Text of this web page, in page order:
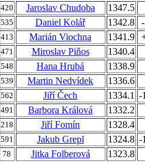
420 Jaroslav Chudoba
1347.5
535 Daniel Kolář 1342.8
413 Marián Viochna 1341.9
471 Miroslav Piňos
1340.4
548 Hana Hrubá
1338.9
539 Martin Nedvídek
1336.6
562 Jiří Čech 1334.1 -
491 Barbora Králová
1332.2
218 Jiří Fomín
1328.4
591 Jakub Grepl 1324.8 -
78 Jitka Folberová
1323.8